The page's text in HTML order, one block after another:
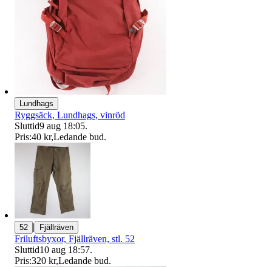
Lundhags
Ryggsäck, Lundhags, vinröd
Sluttid9 aug 18:05.
Pris:40 kr,Ledande bud.
52 | Fjällräven
Friluftsbyxor, Fjällräven, stl. 52
Sluttid10 aug 18:57.
Pris:320 kr,Ledande bud.